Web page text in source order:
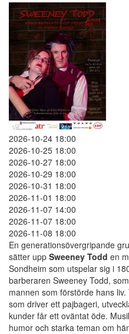
2026-10-24 18:00
2026-10-25 18:00
2026-10-27 18:00
2026-10-29 18:00
2026-10-31 18:00
2026-11-01 18:00
2026-11-07 14:00
2026-11-07 18:00
2026-11-08 18:00
En generationsövergripande
sätter upp Sweeney Todd en
Sondheim som utspelar sig i
barberaren Sweeney Todd,
mannen som förstörde hans
som driver ett pajbageri,
kunder får ett oväntat öde.
humor och starka teman om